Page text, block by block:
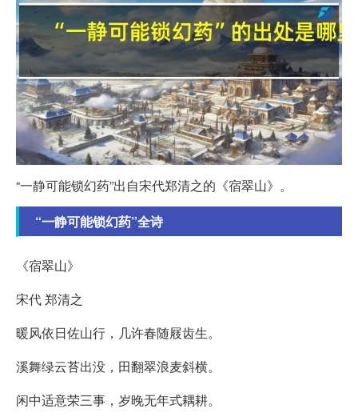
“一静可能锁幻药”出自宋代郑清之的《宿翠山》。
“一静可能锁幻药”全诗
《宿翠山》
宋代 郑清之
暖风依日佐山行，几许春随屐齿生。
溪舞绿云苔出没，田翻翠浪麦斜横。
闲中适意荣三事，岁晚无年式耦耕。